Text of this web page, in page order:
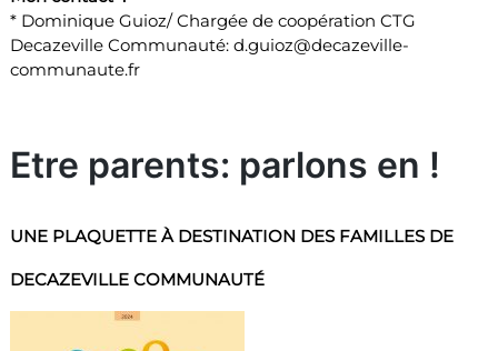
* Dominique Guioz/ Chargée de coopération CTG
Decazeville Communauté: d.guioz@decazeville-
communaute.fr
Etre parents: parlons en !
UNE PLAQUETTE À DESTINATION DES FAMILLES DE
DECAZEVILLE COMMUNAUTÉ